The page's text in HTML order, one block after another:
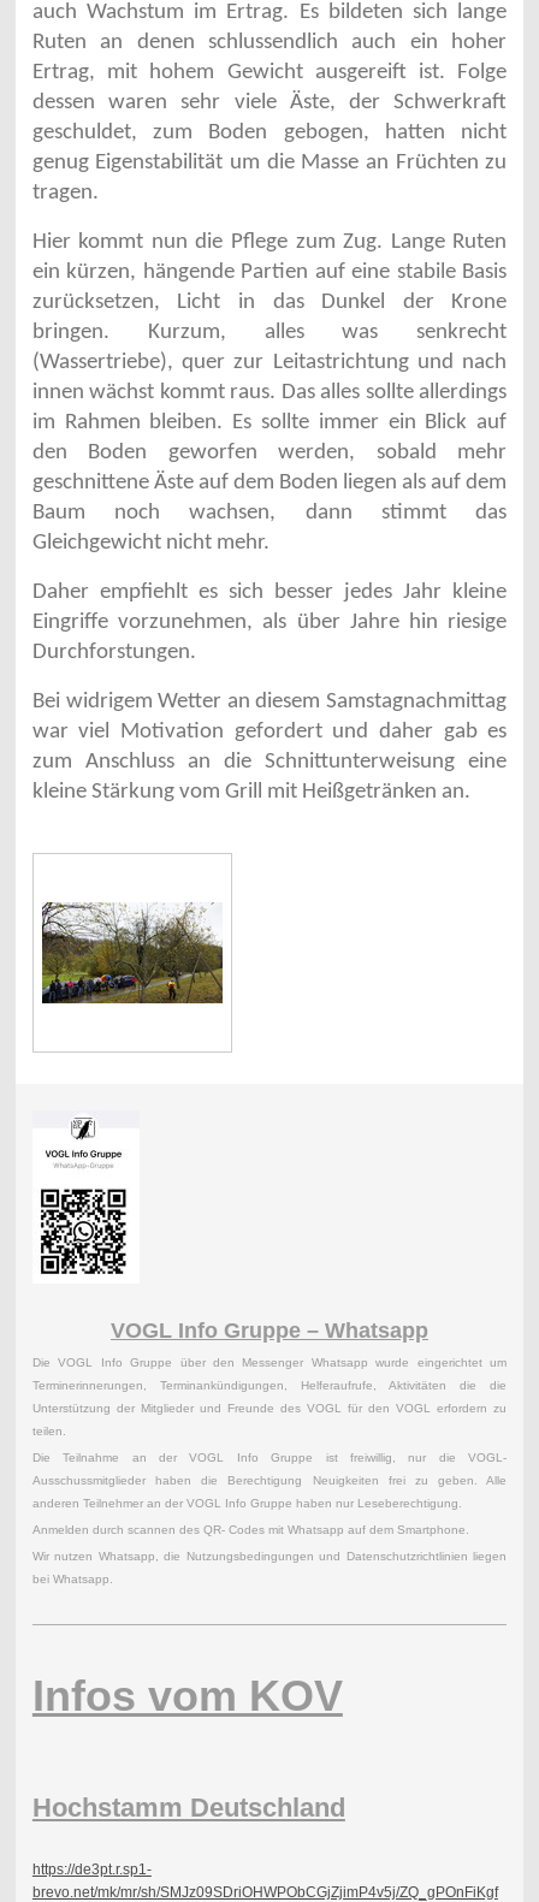
auch Wachstum im Ertrag. Es bildeten sich lange
Ruten an denen schlussendlich auch ein hoher
Ertrag, mit hohem Gewicht ausgereift ist. Folge
dessen waren sehr viele Äste, der Schwerkraft
geschuldet, zum Boden gebogen, hatten nicht
genug Eigenstabilität um die Masse an Früchten zu
tragen.
Hier kommt nun die Pflege zum Zug. Lange Ruten
ein kürzen, hängende Partien auf eine stabile Basis
zurücksetzen, Licht in das Dunkel der Krone
bringen. Kurzum, alles was senkrecht
(Wassertriebe), quer zur Leitastrichtung und nach
innen wächst kommt raus. Das alles sollte allerdings
im Rahmen bleiben. Es sollte immer ein Blick auf
den Boden geworfen werden, sobald mehr
geschnittene Äste auf dem Boden liegen als auf dem
Baum noch wachsen, dann stimmt das
Gleichgewicht nicht mehr.
Daher empfiehlt es sich besser jedes Jahr kleine
Eingriffe vorzunehmen, als über Jahre hin riesige
Durchforstungen.
Bei widrigem Wetter an diesem Samstagnachmittag
war viel Motivation gefordert und daher gab es
zum Anschluss an die Schnittunterweisung eine
kleine Stärkung vom Grill mit Heißgetränken an.
VOGL Info Gruppe – Whatsapp
Die VOGL Info Gruppe über den Messenger Whatsapp wurde eingerichtet um
Terminerinnerungen, Terminankündigungen, Helferaufrufe, Aktivitäten die die
Unterstützung der Mitglieder und Freunde des VOGL für den VOGL erfordern zu
teilen.
Die Teilnahme an der VOGL Info Gruppe ist freiwillig, nur die VOGL-
Ausschussmitglieder haben die Berechtigung Neuigkeiten frei zu geben. Alle
anderen Teilnehmer an der VOGL Info Gruppe haben nur Leseberechtigung.
Anmelden durch scannen des QR- Codes mit Whatsapp auf dem Smartphone.
Wir nutzen Whatsapp, die Nutzungsbedingungen und Datenschutzrichtlinien liegen
bei Whatsapp.
Infos vom KOV
Hochstamm Deutschland
https://de3pt.r.sp1-
brevo.net/mk/mr/sh/SMJz09SDriOHWPObCGjZjimP4v5j/ZQ_gPOnFiKgf